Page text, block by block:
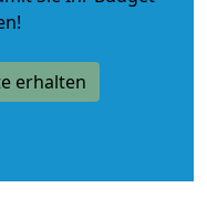
erhalten